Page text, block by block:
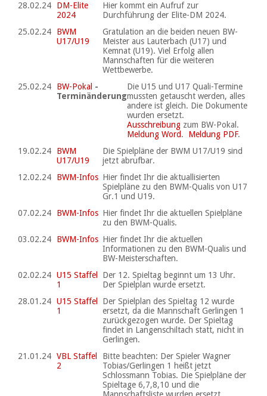
28.02.24
DM-Elite
2024
Hier kommt ein Aufruf zur
Durchführung der Elite-DM 2024.
25.02.24
BWM
U17/U19
Gratulation an die beiden neuen BW-
Meister aus Lauterbach (U17) und
Kemnat (U19). Viel Erfolg allen
Mannschaften für die weiteren
Wettbewerbe.
25.02.24
BW-Pokal -
Terminänderung
Die U15 und U17 Quali-Termine
mussten getauscht werden, alles
andere ist gleich. Die Dokumente
wurden ersetzt.
Ausschreibung zum BW-Pokal.
Meldung Word. Meldung PDF.
19.02.24
BWM
U17/U19
Die Spielpläne der BWM U17/U19 sind
jetzt abrufbar.
12.02.24
BWM-Infos Hier findet Ihr die aktuallisierten
Spielpläne zu den BWM-Qualis von U17
Gr.1 und U19.
07.02.24
BWM-Infos Hier findet Ihr die aktuellen Spielpläne
zu den BWM-Qualis.
03.02.24
BWM-Infos Hier findet Ihr die aktuellen
Informationen zu den BWM-Qualis und
BW-Meisterschaften.
02.02.24 U15 Staffel
1
Der 12. Spieltag beginnt um 13 Uhr.
Der Spielplan wurde ersetzt.
28.01.24 U15 Staffel
1
Der Spielplan des Spieltag 12 wurde
ersetzt, da die Mannschaft Gerlingen 1
zurückgezogen wurde. Der Spieltag
findet in Langenschiltach statt, nicht in
Gerlingen.
21.01.24 VBL Staffel
2
Bitte beachten: Der Spieler Wagner
Tobias/Gerlingen 1 heißt jetzt
Schlossmann Tobias. Die Spielpläne der
Spieltage 6,7,8,10 und die